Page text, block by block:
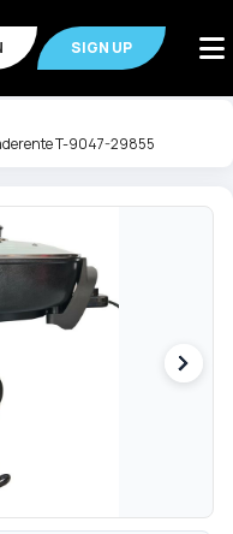
SIGN UP
T-9047-29855